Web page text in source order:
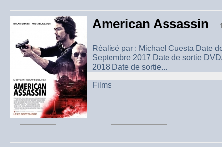
American Assassin
Réalisé par : Michael Cuesta Date
Septembre 2017 Date de sortie
2018 Date de sortie...
Films